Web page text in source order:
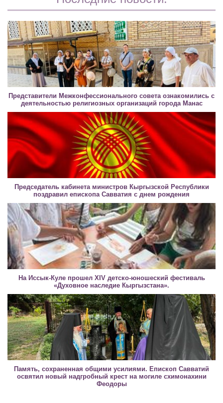
Представители Межконфессионального совета ознакомились с
деятельностью религиозных организаций города Манас
Председатель кабинета министров Кыргызской Республики
поздравил епископа Савватия с днем рождения
На Иссык-Куле прошел XIV детско-юношеский фестиваль
«Духовное наследие Кыргызстана».
Память, сохраненная общими усилиями. Епископ Савватий
освятил новый надгробный крест на могиле схимонахини
Феодоры